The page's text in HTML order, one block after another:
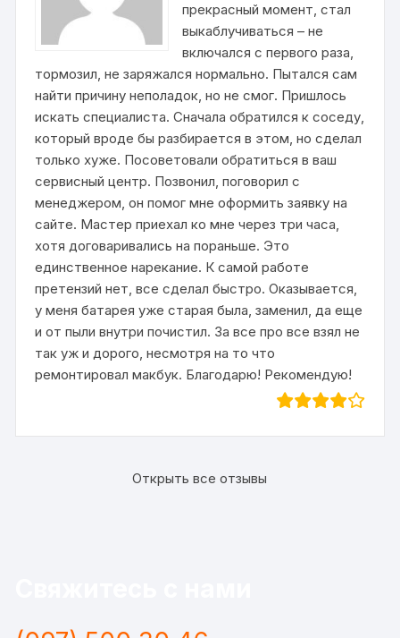
прекрасный момент, стал
выкаблучиваться – не
включался с первого раза,
тормозил, не заряжался нормально. Пытался сам
найти причину неполадок, но не смог. Пришлось
искать специалиста. Сначала обратился к соседу,
который вроде бы разбирается в этом, но сделал
только хуже. Посоветовали обратиться в ваш
сервисный центр. Позвонил, поговорил с
менеджером, он помог мне оформить заявку на
сайте. Мастер приехал ко мне через три часа,
хотя договаривались на пораньше. Это
единственное нарекание. К самой работе
претензий нет, все сделал быстро. Оказывается,
у меня батарея уже старая была, заменил, да еще
и от пыли внутри почистил. За все про все взял не
так уж и дорого, несмотря на то что
ремонтировал макбук. Благодарю! Рекомендую!
Открыть все отзывы